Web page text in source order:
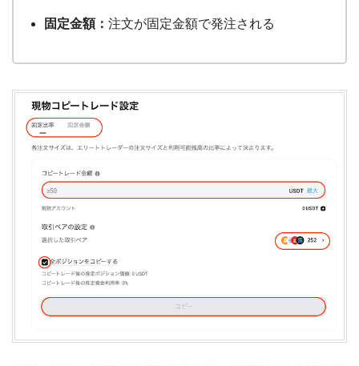
固定金額：注文が固定金額で発注される